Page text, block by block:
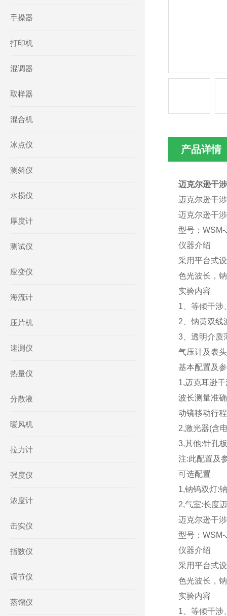
手操器
打印机
混调器
取样器
混合机
冰点仪
测斜仪
水损仪
厚度计
测试仪
应变仪
海流计
压片机
速测仪
热量仪
分散液
暖风机
拉力计
强度仪
浓度计
击实仪
指数仪
调节仪
蒸馏仪
产品详情
迈克尔逊干
迈克尔逊干
迈克尔逊干
型号：WSM-
仪器介绍
采用平台式
色光波长，
实验内容
1、等倾干涉
2、钠黄双线
3、透明介质
气压计及表
基本配置及
1,迈克耳逊
波长测量准
动镜移动行
2,激光器(含
3,其他:针孔
注:此配置及
可选配置
1,钠钨双灯:
2,气室:长度
迈克尔逊干
型号：WSM-
仪器介绍
采用平台式
色光波长，
实验内容
1、等倾干涉